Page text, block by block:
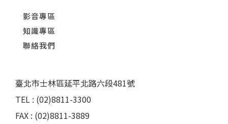
影音專區
知識專區
聯絡我們
臺北市士林區延平北路六段481號
TEL : (02)8811-3300
FAX : (02)8811-3889